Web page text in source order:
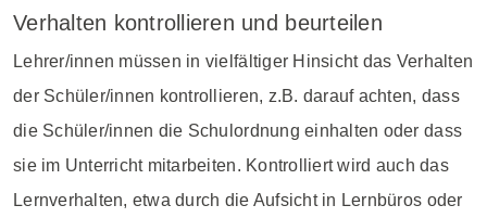
Verhalten kontrollieren und beurteilen
Lehrer/innen müssen in vielfältiger Hinsicht das Verhalten
der Schüler/innen kontrollieren, z.B. darauf achten, dass
die Schüler/innen die Schulordnung einhalten oder dass
sie im Unterricht mitarbeiten. Kontrolliert wird auch das
Lernverhalten, etwa durch die Aufsicht in Lernbüros oder